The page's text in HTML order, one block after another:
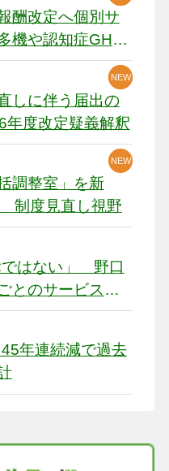
酬改定へ個別サ
機や認知症GH、
しに伴う届出の
年度改定疑義解釈
NEW
NEW
調整室」を新
度見直し視野
NEW
ではない」 野口
とのサービス基
年連続減で過去